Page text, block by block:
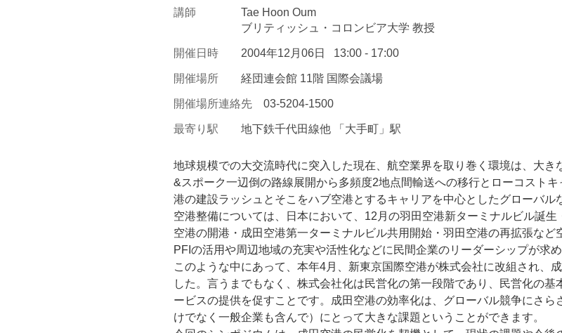
講師
Tae Hoon Oum
ブリティッシュ・コロンビア大学 教授
開催日時 2004年12月06日 13:00 - 17:00
開催場所 経団連会館 11階 国際会議場
開催場所連絡先 03-5204-1500
最寄り駅 地下鉄千代田線他 「大手町」駅
地球規模での大交流時代に突入した現在、航空業界を取り巻く環境は、大
&スポーク一辺倒の路線展開から多頻度2地点間輸送への移行とローコスト
港の建設ラッシュとそこをハブ空港とするキャリアを中心としたグローバル
空港整備については、日本において、12月の羽田空港新ターミナルビル誕
空港の開港・成田空港第一ターミナルビル共用開始・羽田空港の再拡張など
PFIの活用や周辺地域の充実や活性化などに民間企業のリーダーシップが求め
このような中にあって、本年4月、新東京国際空港が株式会社に改組され、
した。言うまでもなく、株式会社化は民営化の第一段階であり、民営化の
ービスの提供を促すことです。成田空港の効率化は、グローバル競争にさ
けでなく一般企業も含んで）にとって大きな課題ということができます。